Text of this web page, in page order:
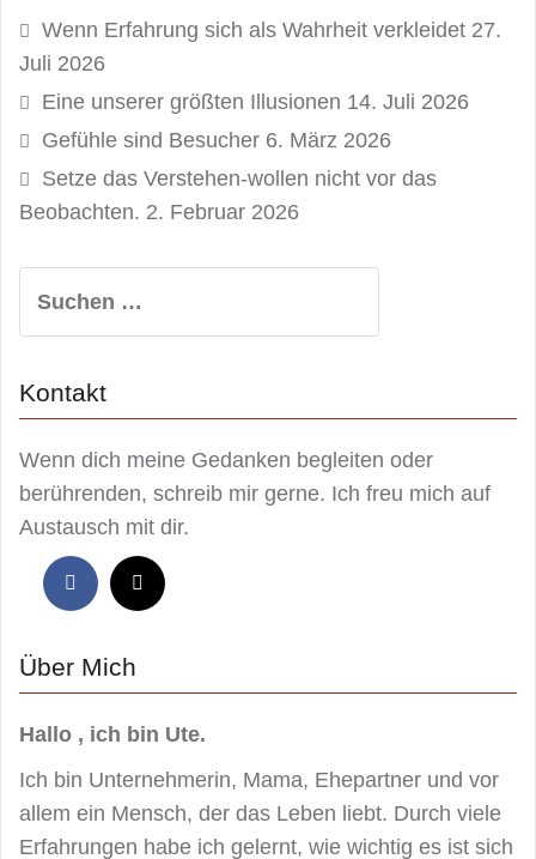
Wenn Erfahrung sich als Wahrheit verkleidet 27.
Juli 2026
Eine unserer größten Illusionen 14. Juli 2026
Gefühle sind Besucher 6. März 2026
Setze das Verstehen-wollen nicht vor das
Beobachten. 2. Februar 2026
nach:
Kontakt
Wenn dich meine Gedanken begleiten oder
berührenden, schreib mir gerne. Ich freu mich auf
Austausch mit dir.
Über Mich
Hallo , ich bin Ute.
Ich bin Unternehmerin, Mama, Ehepartner und vor
allem ein Mensch, der das Leben liebt. Durch viele
Erfahrungen habe ich gelernt, wie wichtig es ist sich